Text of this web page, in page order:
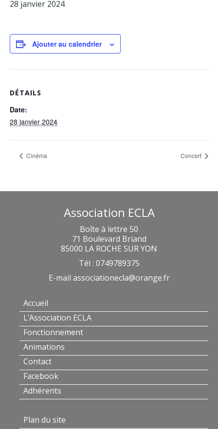
Facebook
28 janvier 2024
Ajouter au calendrier
DÉTAILS
Date:
28 janvier 2024
Cinéma Concert
Association ECLA
Boîte à lettre 50
71 Boulevard Briand
85000 LA ROCHE SUR YON
Tél : 0749789375
E-mail associationecla@orange.fr
Accueil
L’Association ECLA
Fonctionnement
Animations
Contact
Facebook
Adhérents
Plan du site